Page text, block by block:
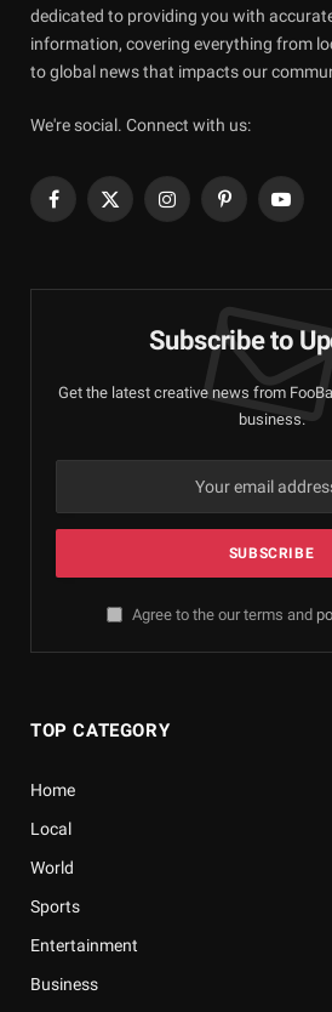
dedicated to providing you with
information, covering everything from
to global news that impacts our
We're social. Connect with us:
Facebook
X
InstagramPinterest
Subscribe to
Get the latest creative news from
business.
Agree to the our terms and
TOP CATEGORY
Home
Local
World
Sports
Entertainment
Business